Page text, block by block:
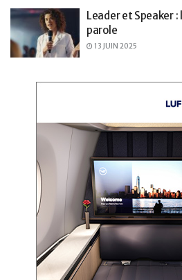
Leader et Speaker :
parole
13 JUIN 2025